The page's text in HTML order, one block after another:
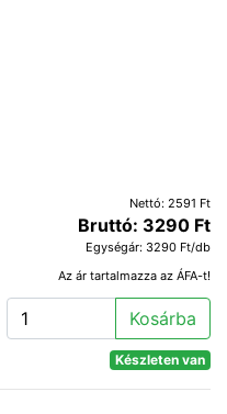
Nettó: 2591 Ft
Bruttó: 3290 Ft
Egységár: 3290 Ft/db
Az ár tartalmazza az ÁFA-t!
Kosárba
Készleten van